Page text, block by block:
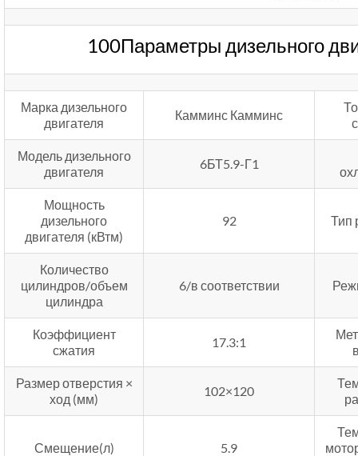
100Параметры дизельного
Марка дизельного
двигателя
Камминс Камминс
Модель дизельного
двигателя
6БТ5.9-Г1
Мощность
дизельного
двигателя (кВтм)
92 Тип
Количество
цилиндров/объем
цилиндра
6/в соответствии
Коэффициент
сжатия
17.3:1
Размер отверстия ×
ход (мм)
102×120
Смещение(л) 5.9